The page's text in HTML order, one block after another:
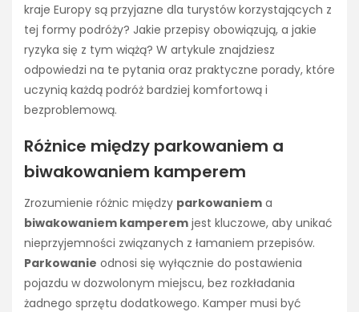
kraje Europy są przyjazne dla turystów korzystających z
tej formy podróży? Jakie przepisy obowiązują, a jakie
ryzyka się z tym wiążą? W artykule znajdziesz
odpowiedzi na te pytania oraz praktyczne porady, które
uczynią każdą podróż bardziej komfortową i
bezproblemową.
Różnice między parkowaniem a
biwakowaniem kamperem
Zrozumienie różnic między parkowaniem a
biwakowaniem kamperem jest kluczowe, aby unikać
nieprzyjemności związanych z łamaniem przepisów.
Parkowanie odnosi się wyłącznie do postawienia
pojazdu w dozwolonym miejscu, bez rozkładania
żadnego sprzętu dodatkowego. Kamper musi być